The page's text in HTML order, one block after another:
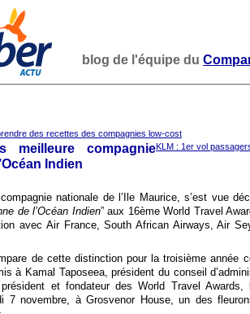
blog de l'équipe du
des recettes des compagnies low-cost
KLM : 1er vol
meilleure compagnie
Indien
nationale de l’Ile Maurice, s’est vue
de l’Océan Indien” aux 16ème World Travel
avec Air France, South African Airways, Air
de cette distinction pour la troisième année
à Kamal Taposeea, président du conseil
et fondateur des World Travel Awards,
7 novembre, à Grosvenor House, un des